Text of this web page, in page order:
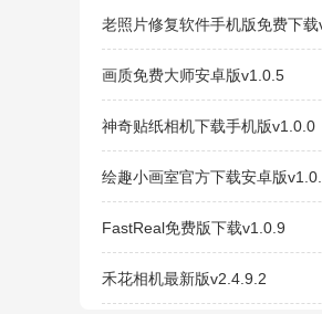
老照片修复软件手机版免费下
画质免费大师安卓版v1.0.5
神奇贴纸相机下载手机版v1.0.0
绘趣小画室官方下载安卓版
FastReal免费版下载v1.0.9
禾花相机最新版v2.4.9.2